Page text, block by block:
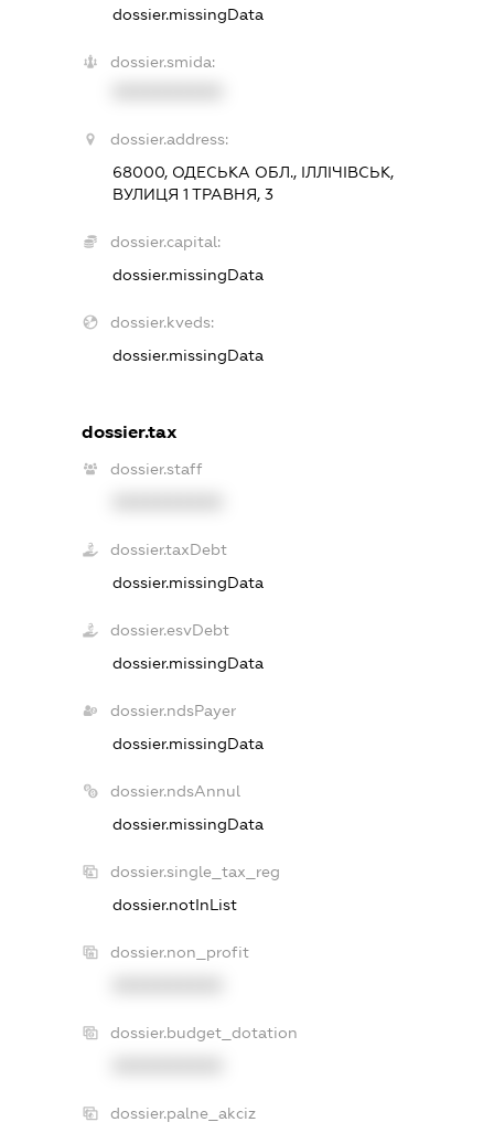
dossier.missingData
dossier.smida:
dossier.address:
68000, ОДЕСЬКА ОБЛ., ІЛЛІЧІВСЬК,
ВУЛИЦЯ 1 ТРАВНЯ, 3
dossier.capital:
dossier.missingData
dossier.kveds:
dossier.missingData
dossier.tax
dossier.staff
dossier.taxDebt
dossier.missingData
dossier.esvDebt
dossier.missingData
dossier.ndsPayer
dossier.missingData
dossier.ndsAnnul
dossier.missingData
dossier.single_tax_reg
dossier.notInList
dossier.non_profit
dossier.budget_dotation
dossier.palne_akciz